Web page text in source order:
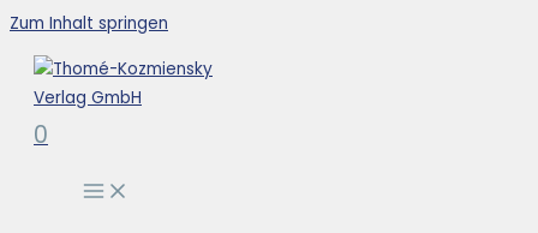
Zum Inhalt springen
0